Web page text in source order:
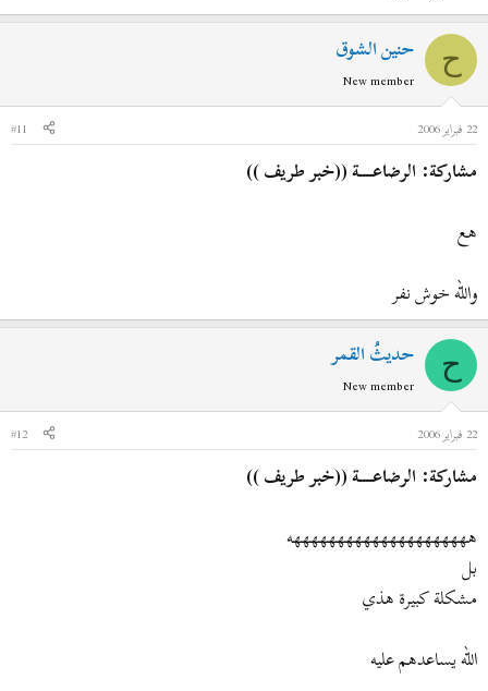
ح حنين الشوق
New member
22 فبراير 2006
#11
مشاركة: الرضاعــــة ((خبر طريف ))
هع
والله خوش نفر
ح حديثُ القمر
New member
22 فبراير 2006
#12
مشاركة: الرضاعــــة ((خبر طريف ))
هههههههههههههههههههههه
بل
مشكلة كبيرة هذي
الله يساعدهم عليه